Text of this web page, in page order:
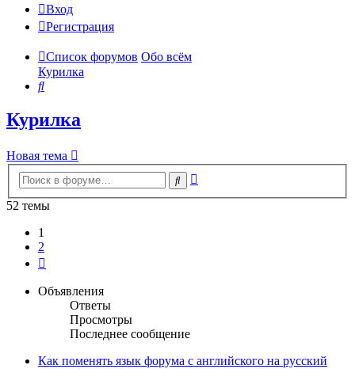
Вход
Регистрация
Список форумов Обо всём
Курилка
Поиск
Курилка
Новая тема
Поиск
52 темы
1
2
Объявления
Ответы
Просмотры
Последнее сообщение
Как поменять язык форума с английского на русский